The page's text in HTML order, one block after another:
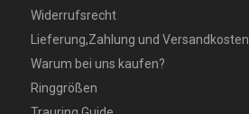
Widerrufsrecht
Lieferung,Zahlung und Versandkosten
Warum bei uns kaufen?
Ringgrößen